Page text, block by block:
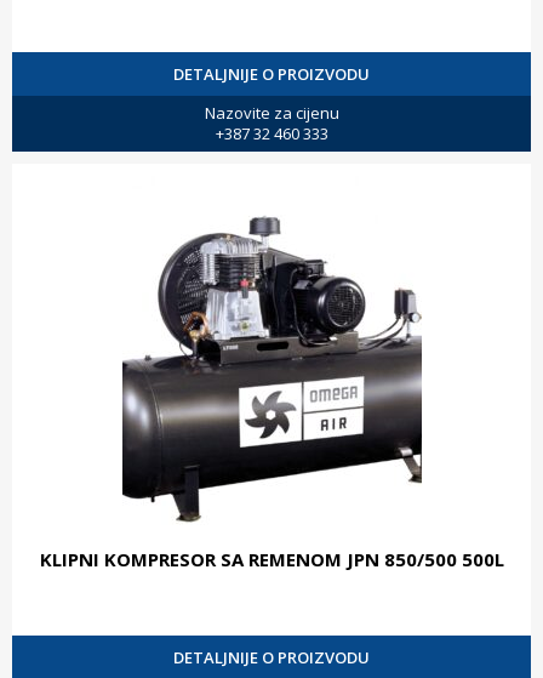
DETALJNIJE O PROIZVODU
Nazovite za cijenu
+387 32 460 333
KLIPNI KOMPRESOR SA REMENOM JPN 850/500 500L
DETALJNIJE O PROIZVODU